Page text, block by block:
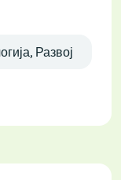
Развој